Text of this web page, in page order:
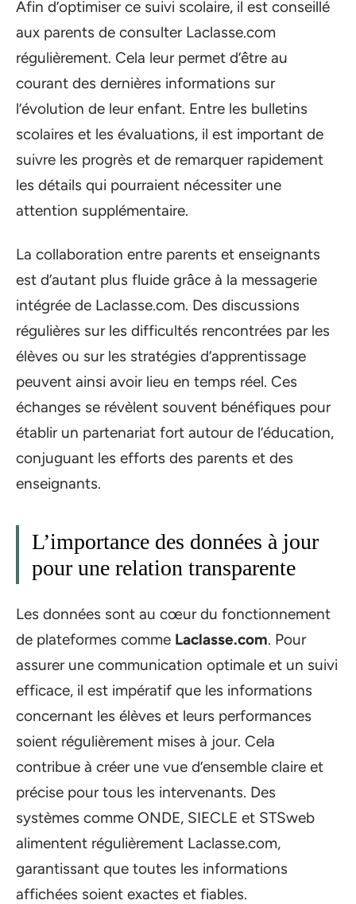
Afin d’optimiser ce suivi scolaire, il est conseillé
aux parents de consulter Laclasse.com
régulièrement. Cela leur permet d’être au
courant des dernières informations sur
l’évolution de leur enfant. Entre les bulletins
scolaires et les évaluations, il est important de
suivre les progrès et de remarquer rapidement
les détails qui pourraient nécessiter une
attention supplémentaire.
La collaboration entre parents et enseignants
est d’autant plus fluide grâce à la messagerie
intégrée de Laclasse.com. Des discussions
régulières sur les difficultés rencontrées par les
élèves ou sur les stratégies d’apprentissage
peuvent ainsi avoir lieu en temps réel. Ces
échanges se révèlent souvent bénéfiques pour
établir un partenariat fort autour de l’éducation,
conjuguant les efforts des parents et des
enseignants.
L’importance des données à jour
pour une relation transparente
Les données sont au cœur du fonctionnement
de plateformes comme Laclasse.com. Pour
assurer une communication optimale et un suivi
efficace, il est impératif que les informations
concernant les élèves et leurs performances
soient régulièrement mises à jour. Cela
contribue à créer une vue d’ensemble claire et
précise pour tous les intervenants. Des
systèmes comme ONDE, SIECLE et STSweb
alimentent régulièrement Laclasse.com,
garantissant que toutes les informations
affichées soient exactes et fiables.